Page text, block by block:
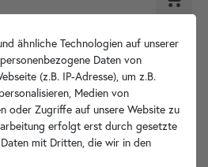
ähnliche Technologien auf unserer
Daten von
(z.B. IP-Adresse), um z.B.
Medien von
oder Zugriffe auf unsere Website zu
erfolgt erst durch gesetzte
mit Dritten, die wir in den